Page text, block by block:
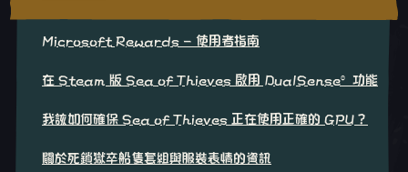
Microsoft Rewards - 使用者指南
在 Steam 版 Sea of Thieves 啟用 DualSense® 功能
我該如何確保 Sea of Thieves 正在使用正確的 GPU？
關於死鎖獄卒船隻套組與服裝表情的資訊